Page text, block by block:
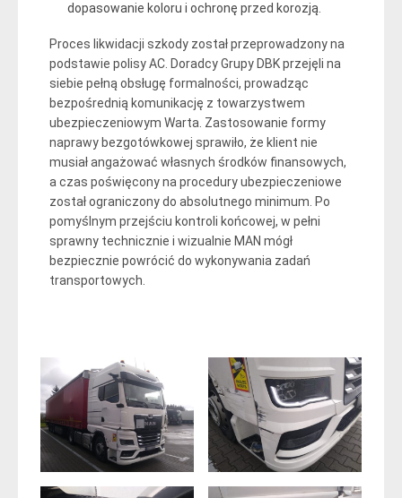
dopasowanie koloru i ochronę przed korozją.
Proces likwidacji szkody został przeprowadzony na
podstawie polisy AC. Doradcy Grupy DBK przejęli na
siebie pełną obsługę formalności, prowadząc
bezpośrednią komunikację z towarzystwem
ubezpieczeniowym Warta. Zastosowanie formy
naprawy bezgotówkowej sprawiło, że klient nie
musiał angażować własnych środków finansowych,
a czas poświęcony na procedury ubezpieczeniowe
został ograniczony do absolutnego minimum. Po
pomyślnym przejściu kontroli końcowej, w pełni
sprawny technicznie i wizualnie MAN mógł
bezpiecznie powrócić do wykonywania zadań
transportowych.